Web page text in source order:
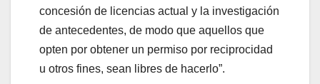
concesión de licencias actual y la investigación
de antecedentes, de modo que aquellos que
opten por obtener un permiso por reciprocidad
u otros fines, sean libres de hacerlo”.